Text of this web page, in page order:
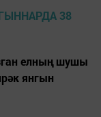
елның шушы
янгын